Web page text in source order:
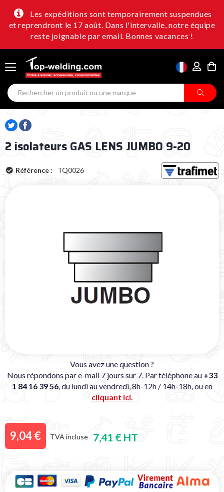
Les expéditions sont temporairement suspendues
et reprendront le 17 août. Dans l'intervalle, notre équipe
reste joignable par email. Bonnes vacances !
2 isolateurs GAS LENS JUMBO 9-20
Référence : TQ0026
Vous avez une question ?
Nous répondons par e-mail 7 jours sur 7. Par téléphone au +33
1 84 16 39 56, du lundi au vendredi, 8h-12h / 14h-18h, ou en
cliquant ici.
9,04 € TVA incluse 7,41 € HT